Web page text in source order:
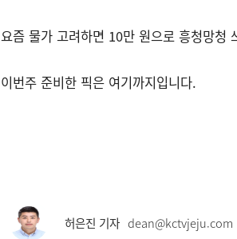
요즘 물가 고려하면 10만 원으로 흥청망청
이번주 준비한 픽은 여기까지입니다.
허은진 기자 dean@kctvjeju.com